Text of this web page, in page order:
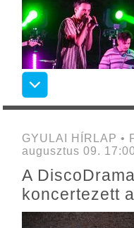
GYULAI HÍRLAP •
augusztus 09.
A
koncertezett